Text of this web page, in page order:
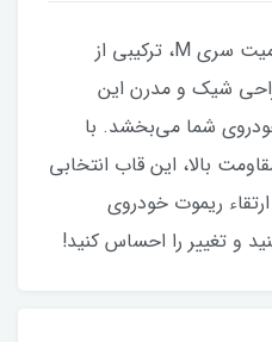
قاب تصویری ریموت استیل میت سری M، ترکیبی از
شیک و مدرن این
شما می‌بخشد. با
بالا، این قاب انتخابی
ریموت خودروی
و تغییر را احساس کنید!